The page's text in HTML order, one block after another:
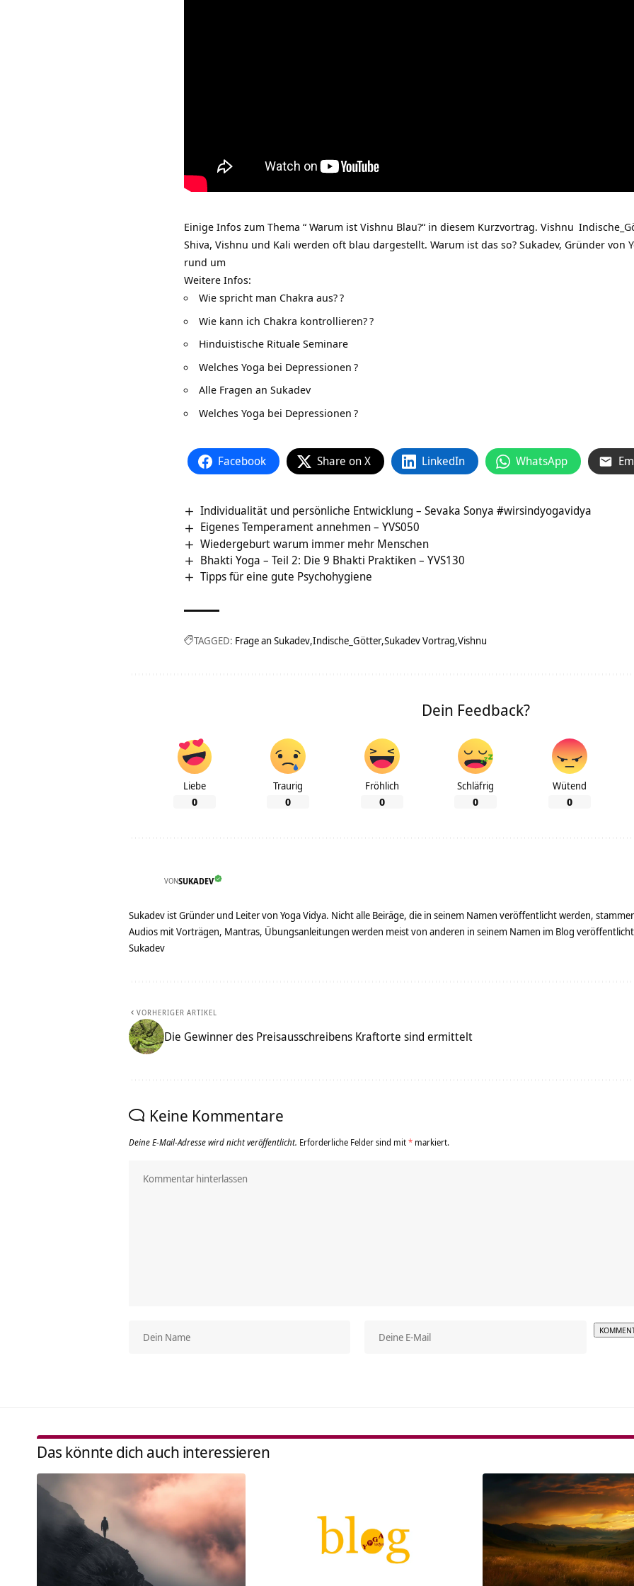
Einige Infos zum Thema “ Warum ist Vishnu Blau?“ in diesem Kurzvortrag. Vishnu
Shiva, Vishnu und Kali werden oft blau dargestellt. Warum ist das so? Sukadev, Gründer von
rund um
Weitere Infos:
Wie spricht man Chakra aus??
Wie kann ich Chakra kontrollieren??
Hinduistische Rituale Seminare
Welches Yoga bei Depressionen ?
Alle Fragen an Sukadev
Welches Yoga bei Depressionen ?
Facebook Share on X LinkedIn WhatsApp
Individualität und persönliche Entwicklung – Sevaka Sonya #wirsindyogavidya
Eigenes Temperament annehmen – YVS050
Wiedergeburt warum immer mehr Menschen
Bhakti Yoga – Teil 2: Die 9 Bhakti Praktiken – YVS130
Tipps für eine gute Psychohygiene
TAGGED: Frage an Sukadev Indische_Götter Sukadev Vortrag Vishnu
Dein Feedback?
Liebe
0
Traurig
0
Fröhlich
0
Schläfrig
0
Wütend
0
VONSUKADEV
Sukadev ist Gründer und Leiter von Yoga Vidya. Nicht alle Beiräge, die in seinem Namen veröffentlicht werden,
Audios mit Vorträgen, Mantras, Übungsanleitungen werden meist von anderen in seinem Namen im Blog
Sukadev
VORHERIGER ARTIKEL
Die Gewinner des Preisausschreibens Kraftorte sind ermittelt
Keine Kommentare
Deine E-Mail-Adresse wird nicht veröffentlicht. Erforderliche Felder sind mit* markiert.
Das könnte dich auch interessieren